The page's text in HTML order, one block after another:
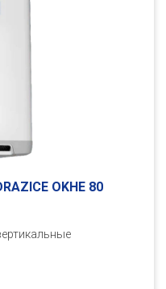
OKHE 80